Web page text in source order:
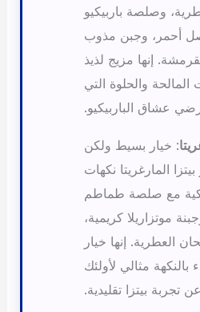
وصلصة باربيكيو
أحمر، وجبن مذوب
إنها مزيج لذيذ
المالحة والحلوة التي
عشاق الباربيكيو.
: خيار بسيط ولكن
المارغريتا نكهات
مع صلصة طماطم
موتزاريلا كريمية،
العطرية. إنها خيار
مثالي لأولئك
تجربة بيتزا تقليدية.